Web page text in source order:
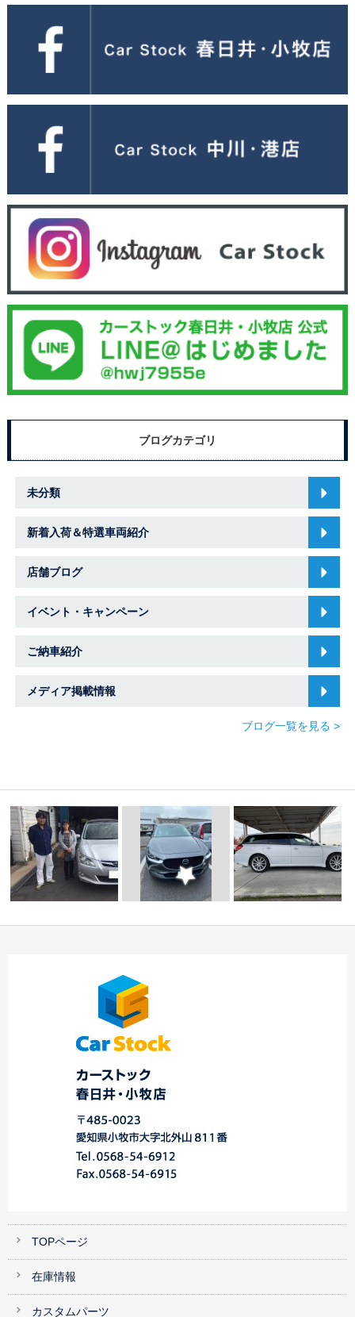
ブログカテゴリ
未分類
新着入荷＆特選車両紹介
店舗ブログ
イベント・キャンペーン
ご納車紹介
メディア掲載情報
ブログ一覧を見る >
川・港店☆
TOPページ
在庫情報
カスタムパーツ